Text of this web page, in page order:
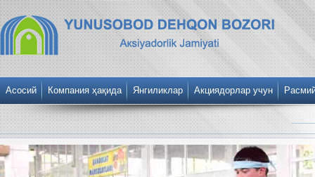
Асосий Компания ҳақида Янгиликлар Акциядорлар учун